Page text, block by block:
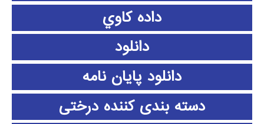
داده كاوي
دانلود
دانلود پايان نامه
دسته بندی کننده درختی